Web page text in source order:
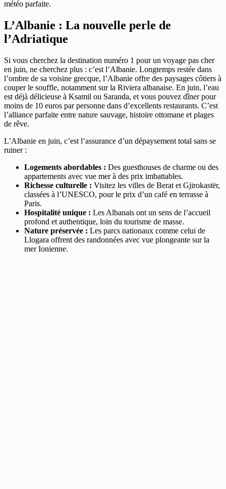
météo parfaite.
L’Albanie : La nouvelle perle de
l’Adriatique
Si vous cherchez la destination numéro 1 pour un voyage pas cher
en juin, ne cherchez plus : c’est l’Albanie. Longtemps restée dans
l’ombre de sa voisine grecque, l’Albanie offre des paysages côtiers à
couper le souffle, notamment sur la Riviera albanaise. En juin, l’eau
est déjà délicieuse à Ksamil ou Saranda, et vous pouvez dîner pour
moins de 10 euros par personne dans d’excellents restaurants. C’est
l’alliance parfaite entre nature sauvage, histoire ottomane et plages
de rêve.
L’Albanie en juin, c’est l’assurance d’un dépaysement total sans se
ruiner :
Logements abordables : Des guesthouses de charme ou des
appartements avec vue mer à des prix imbattables.
Richesse culturelle : Visitez les villes de Berat et Gjirokastër,
classées à l’UNESCO, pour le prix d’un café en terrasse à
Paris.
Hospitalité unique : Les Albanais ont un sens de l’accueil
profond et authentique, loin du tourisme de masse.
Nature préservée : Les parcs nationaux comme celui de
Llogara offrent des randonnées avec vue plongeante sur la
mer Ionienne.